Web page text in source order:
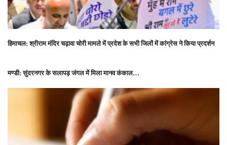
हिमाचल: श्रीराम मंदिर चढ़ावा चोरी मामले में प्रदेश के सभी जिलों में कांग्रेस ने किया प्रदर्शन
मण्डी: सुंदरनगर के सलापड़ जंगल में मिला मानव कंकाल…